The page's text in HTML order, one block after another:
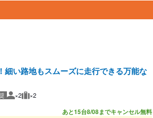
細い路地もスムーズに走行できる万能な
推奨人数
×2 推奨荷物
×2
あと15台8/08までキャンセル無料